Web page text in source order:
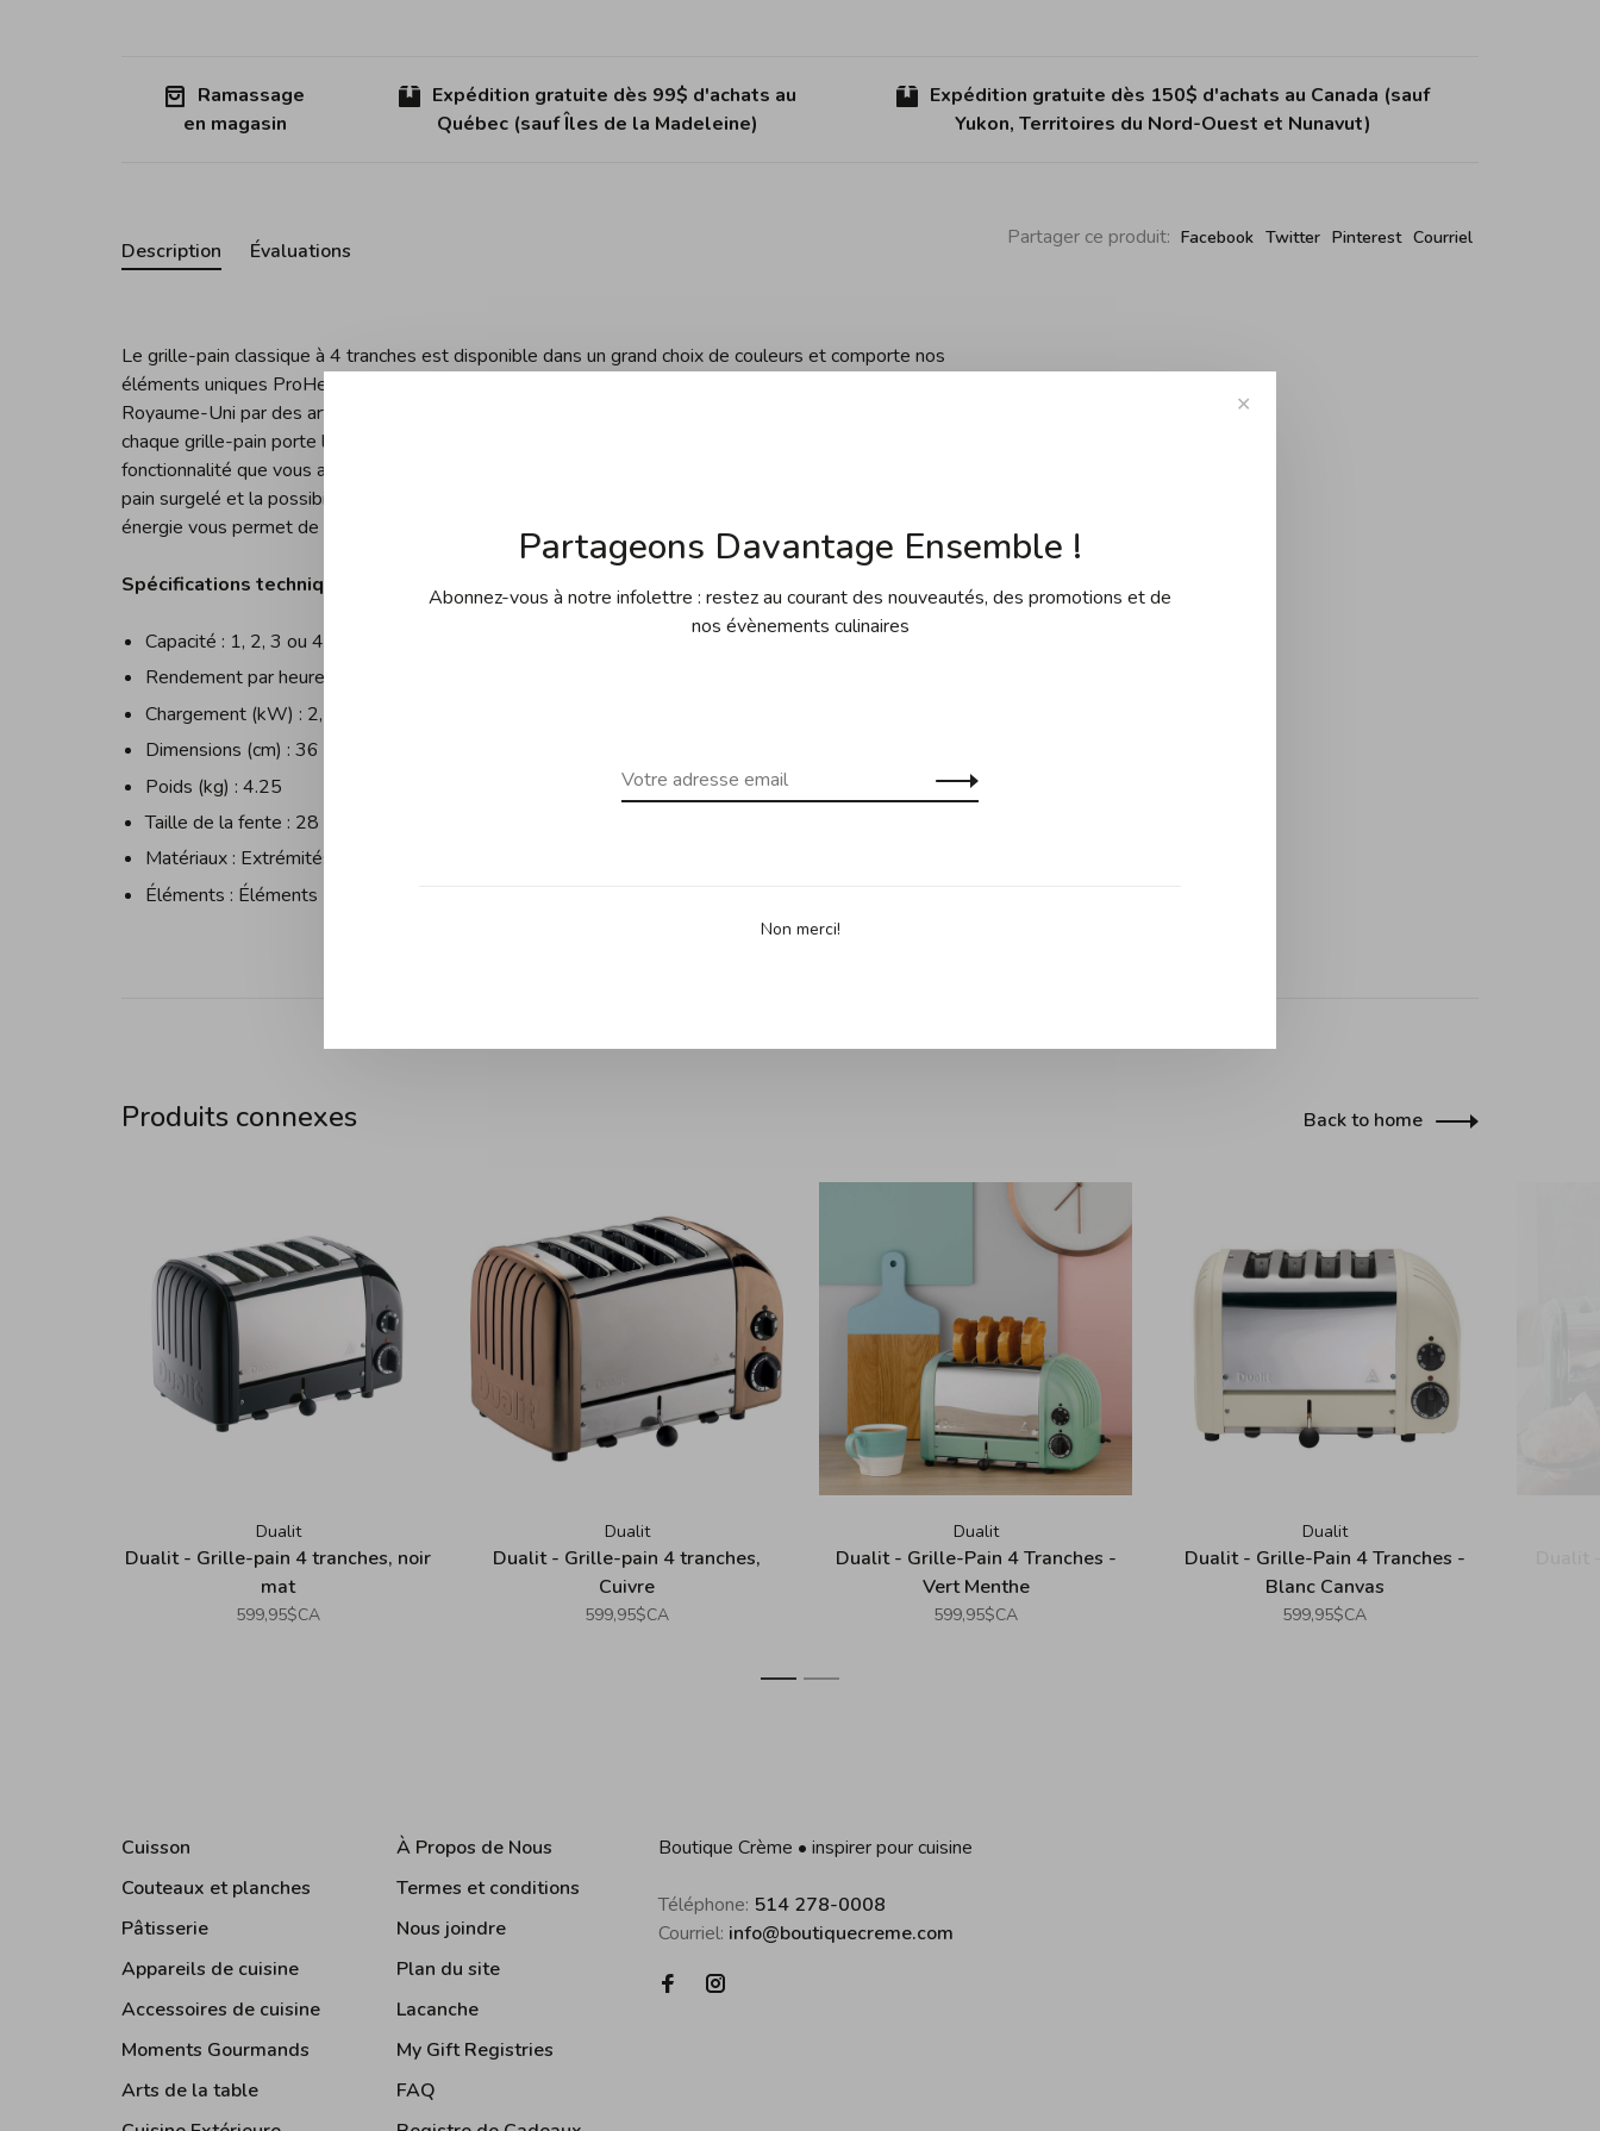
Ramassage
en magasin
Expédition gratuite dès 99$ d'achats au
Québec (sauf Îles de la Madeleine)
Expédition gratuite dès 150$ d'achats au Canada (sauf
Yukon, Territoires du Nord-Ouest et Nunavut)
Partager ce produit: Facebook Twitter Pinterest Courriel
Description Évaluations
Le grille-pain classique à 4 tranches est disponible dans un grand choix de couleurs et comporte nos
éléments uniques ProHeat®. Nous sommes fiers que chaque grille-pain Classic soit fabriqué à la main au
Royaume-Uni par des artisans qualifiés. La qualité et le souci du détail sont primordiaux, c'est pourquoi
chaque grille-pain porte le nom de l'assembleur sur la plaque de base. Il offre tout le style et la
fonctionnalité que vous attendez d'un grille-pain Dualit, avec en plus un réglage de décongélation pour le
pain surgelé et la possibilité de griller des petits pains et des bagels. Le sélecteur de fente économe en
énergie vous permet de chauffer une, deux, trois ou quatre fentes.
Spécifications techniques :
Capacité : 1, 2, 3 ou 4 tranches
Rendement par heure : 130 tranches
Chargement (kW) : 2,2
Dimensions (cm) : 36 x 21 x 22
Poids (kg) : 4.25
Taille de la fente : 28 mm de large x 140 mm de haut x 120 mm de long (de l'avant à l'arrière)
Matériaux : Extrémités en aluminium moulé, corps en acier inoxydable
Éléments : Éléments ProHeat primés
Produits connexes Back to home
Dualit
Dualit - Grille-pain 4 tranches, noir
mat
599,95$CA
Dualit
Dualit - Grille-pain 4 tranches,
Cuivre
599,95$CA
Dualit
Dualit - Grille-Pain 4 Tranches -
Vert Menthe
599,95$CA
Dualit
Dualit - Grille-Pain 4 Tranches -
Blanc Canvas
599,95$CA
1 2
Cuisson
Couteaux et planches
Pâtisserie
Appareils de cuisine
Accessoires de cuisine
Moments Gourmands
Arts de la table
À Propos de Nous
Termes et conditions
Nous joindre
Plan du site
Lacanche
My Gift Registries
FAQ
Boutique Crème • inspirer pour cuisine
Téléphone: 514 278-0008
Courriel: info@boutiquecreme.com
✕
Partageons Davantage Ensemble !
Abonnez-vous à notre infolettre : restez au courant des nouveautés, des promotions et de
nos évènements culinaires
Non merci!